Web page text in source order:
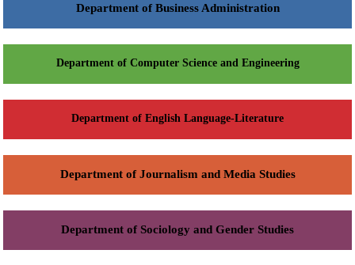
Department of Business Administration
Department of Computer Science and Engineering
Department of English Language-Literature
Department of Journalism and Media Studies
Department of Sociology and Gender Studies